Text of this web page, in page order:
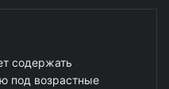
содержать
под возрастные